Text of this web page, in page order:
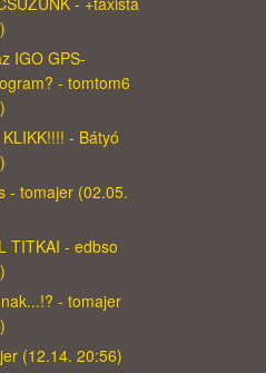
IGO GPS-
- tomtom6
- Bátyó
- tomajer (02.05.
TITKAI - edbso
- tomajer
(12.14. 20:56)